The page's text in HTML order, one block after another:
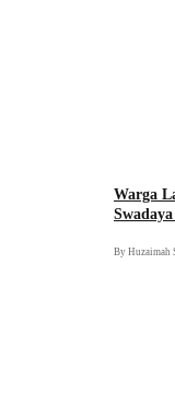
Warga
By Huzaimah